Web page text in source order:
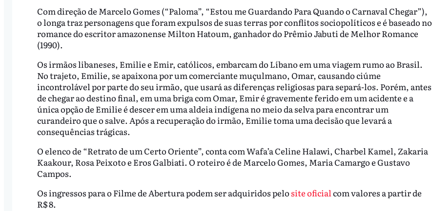
Com direção de Marcelo Gomes (“Paloma”, “Estou me Guardando Para Quando o Carnaval Chegar”),
o longa traz personagens que foram expulsos de suas terras por conflitos sociopolíticos e é baseado no
romance do escritor amazonense Milton Hatoum, ganhador do Prêmio Jabuti de Melhor Romance
(1990).
Os irmãos libaneses, Emilie e Emir, católicos, embarcam do Líbano em uma viagem rumo ao Brasil.
No trajeto, Emilie, se apaixona por um comerciante muçulmano, Omar, causando ciúme
incontrolável por parte do seu irmão, que usará as diferenças religiosas para separá-los. Porém, antes
de chegar ao destino final, em uma briga com Omar, Emir é gravemente ferido em um acidente e a
única opção de Emilie é descer em uma aldeia indígena no meio da selva para encontrar um
curandeiro que o salve. Após a recuperação do irmão, Emilie toma uma decisão que levará a
consequências trágicas.
O elenco de “Retrato de um Certo Oriente”, conta com Wafa’a Celine Halawi, Charbel Kamel, Zakaria
Kaakour, Rosa Peixoto e Eros Galbiati. O roteiro é de Marcelo Gomes, Maria Camargo e Gustavo
Campos.
Os ingressos para o Filme de Abertura podem ser adquiridos pelo site oficialcom valores a partir de
R$ 8.